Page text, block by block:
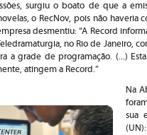
surgiu o boato de que a
o RecNov, pois não haveria
desmentiu: “A Record
no Rio de Janeiro,
a grade de programação. (...)
atingem a Record.”
Na
sua